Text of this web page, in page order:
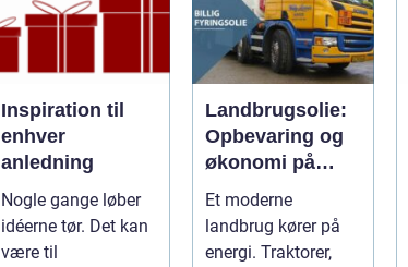
Inspiration til
enhver
anledning
Nogle gange løber
idéerne tør. Det kan
være til
Landbrugsolie:
Opbevaring og
økonomi på
gården
Et moderne
landbrug kører på
energi. Traktorer,